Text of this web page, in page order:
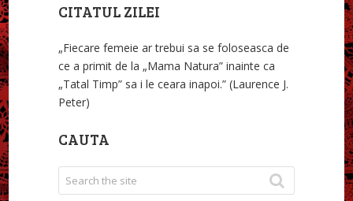
CITATUL ZILEI
„Fiecare femeie ar trebui sa se foloseasca de
ce a primit de la „Mama Natura” inainte ca
„Tatal Timp” sa i le ceara inapoi.” (Laurence J.
Peter)
CAUTA